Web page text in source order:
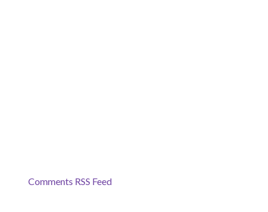
Comments RSS Feed